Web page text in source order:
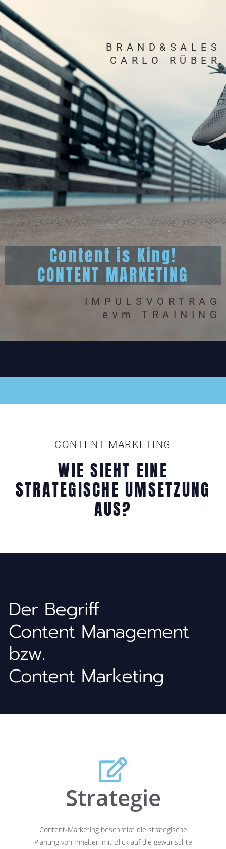
BRAND&SALES
CARLO RÜBER
Content is King!
CONTENT MARKETING
IMPULSVORTRAG
evm TRAINING
CONTENT MARKETING
WIE SIEHT EINE
STRATEGISCHE UMSETZUNG
AUS?
Der Begriff
Content Management
bzw.
Content Marketing
Strategie
Content-Marketing beschreibt die strategische
Planung von Inhalten mit Blick auf die gewünschte